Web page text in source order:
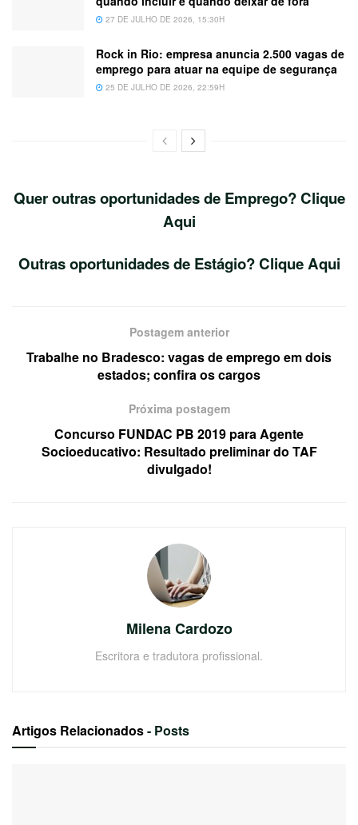
27 DE JULHO DE 2026, 15:30H
Rock in Rio: empresa anuncia 2.500 vagas de
emprego para atuar na equipe de segurança
25 DE JULHO DE 2026, 22:59H
Quer outras oportunidades de Emprego? Clique
Aqui
Outras oportunidades de Estágio? Clique Aqui
Postagem anterior
Trabalhe no Bradesco: vagas de emprego em dois
estados; confira os cargos
Próxima postagem
Concurso FUNDAC PB 2019 para Agente
Socioeducativo: Resultado preliminar do TAF
divulgado!
Milena Cardozo
Escritora e tradutora profissional.
Artigos Relacionados- Posts